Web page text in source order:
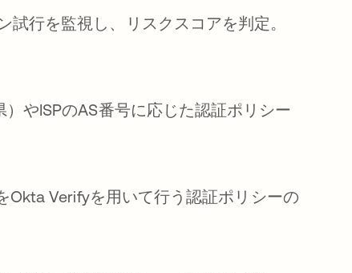
行を監視し、リスクスコアを判定。
やISPのAS番号に応じた認証ポリシー
Verifyを用いて行う認証ポリシーの